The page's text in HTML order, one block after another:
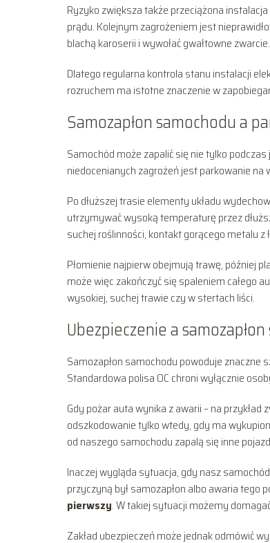
Ryzyko zwiększa także przeciążona
prądu. Kolejnym zagrożeniem jest
blachą karoserii i wywołać gwałtowne zwarcie.
Dlatego regularna kontrola stanu instalacji
rozruchem ma istotne znaczenie w
Samozapłon samochodu a
Samochód może zapalić się nie tylko
niedocenianych zagrożeń jest parkowanie
Po dłuższej trasie elementy układu
utrzymywać wysoką temperaturę przez
suchej roślinności, kontakt gorącego metalu
Płomienie najpierw obejmują trawę, później
może więc zakończyć się spaleniem całego
wysokiej, suchej trawie czy w stertach liści.
Ubezpieczenie a
Samozapłon samochodu powoduje znaczne
Standardowa polisa OC chroni wyłącznie
Gdy pożar auta wynika z awarii – na
odszkodowanie tylko wtedy, gdy ma
od naszego samochodu zapalą się inne
Inaczej wygląda sytuacja, gdy nasz
przyczyną był samozapłon albo awaria tego
pierwszy. W takiej sytuacji możemy
Zakład ubezpieczeń może jednak odmówić